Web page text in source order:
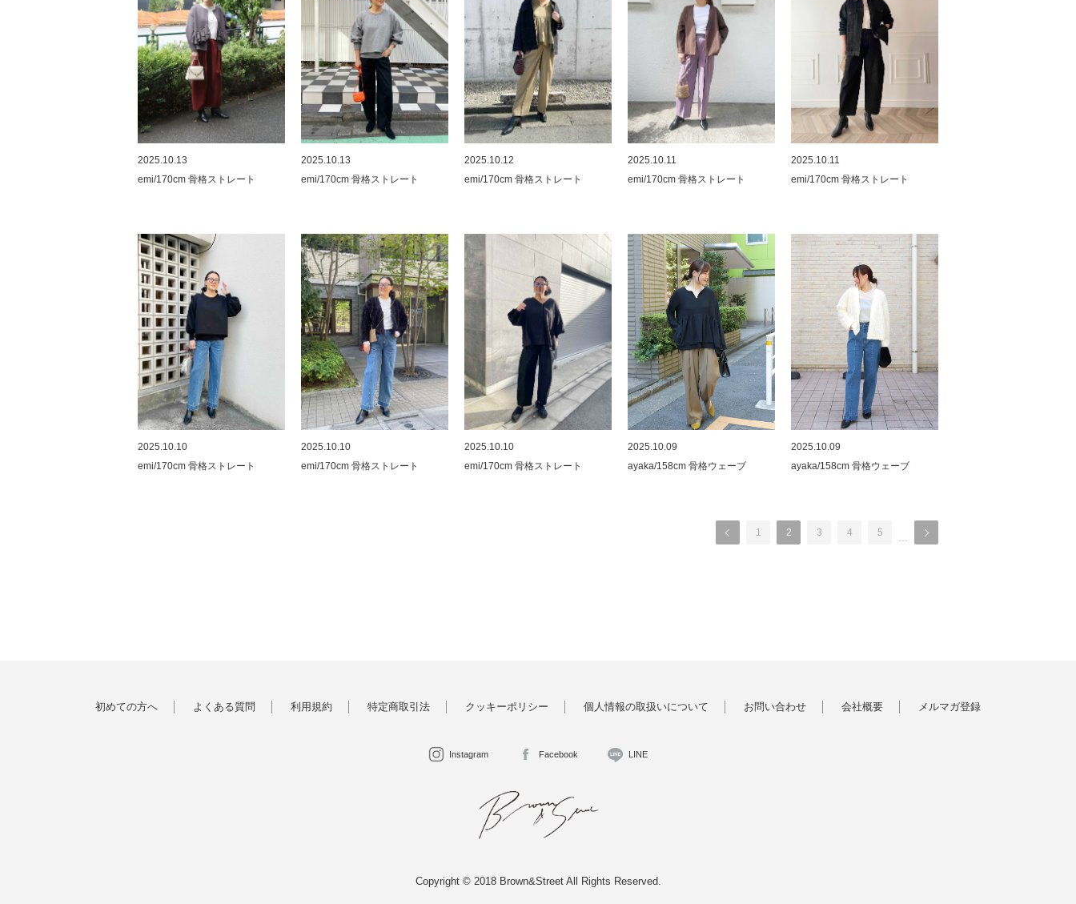
2025.10.13
emi/170cm 骨格ストレート
2025.10.13
emi/170cm 骨格ストレート
2025.10.12
emi/170cm 骨格ストレート
2025.10.11
emi/170cm 骨格ストレート
2025.10.11
emi/170cm 骨格ストレート
2025.10.10
emi/170cm 骨格ストレート
2025.10.10
emi/170cm 骨格ストレート
2025.10.10
emi/170cm 骨格ストレート
2025.10.09
ayaka/158cm 骨格ウェーブ
2025.10.09
ayaka/158cm 骨格ウェーブ
1 2 3 4 5 …
初めての方へ よくある質問 利用規約 特定商取引法 クッキーポリシー 個人情報の取扱いについて お問い合わせ 会社概要 メルマガ登録
Instagram Facebook LINE
Copyright © 2018 Brown&Street All Rights Reserved.